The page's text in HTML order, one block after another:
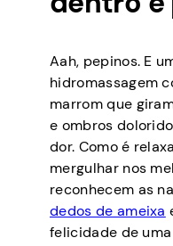
Aah, pepinos. E
hidromassagem
marrom que
e ombros
dor. Como é
mergulhar nos
reconhecem as
dedos de ameixa
felicidade de